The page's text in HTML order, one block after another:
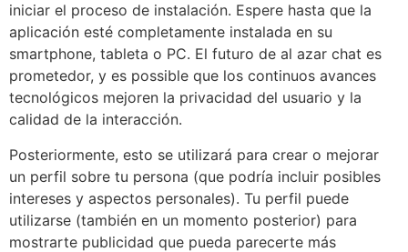
iniciar el proceso de instalación. Espere hasta que la
aplicación esté completamente instalada en su
smartphone, tableta o PC. El futuro de al azar chat es
prometedor, y es possible que los continuos avances
tecnológicos mejoren la privacidad del usuario y la
calidad de la interacción.
Posteriormente, esto se utilizará para crear o mejorar
un perfil sobre tu persona (que podría incluir posibles
intereses y aspectos personales). Tu perfil puede
utilizarse (también en un momento posterior) para
mostrarte publicidad que pueda parecerte más